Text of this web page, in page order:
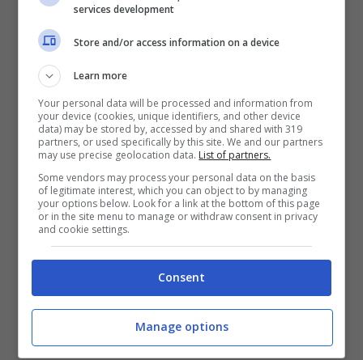
Tragedia in un parcheggio: 64enne
trovato senza vita nella sua auto
Unallevatoree coltivatore biologicodi57
anni è morto ieri pomeriggio, giovedì 19
Fleminge Dino Biancoa Sammichele di Bari, in
provincia di Bari.
Il 57enne, di cui non si conoscono le generalità,
secondo quanto scrivono alcune testate locali e
la redazione di
, viaggiava alla guida
di unamotoche, per cause ancora al vaglio
delle forze dell’ordine, è entrata in collisione con
unabetoniera. Un impatto molto violento.
services development
Store and/or access information on a device
Learn more
Your personal data will be processed and information from
your device (cookies, unique identifiers, and other device
data) may be stored by, accessed by and shared with 319
partners, or used specifically by this site. We and our partners
may use precise geolocation data. List of partners.
Some vendors may process your personal data on the basis
of legitimate interest, which you can object to by managing
your options below. Look for a link at the bottom of this page
or in the site menu to manage or withdraw consent in privacy
and cookie settings.
Consent
Manage options